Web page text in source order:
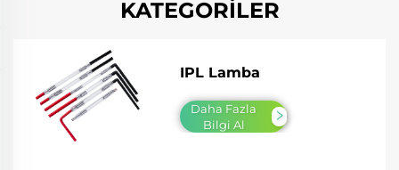
KATEGORILER
IPL Lamba
Daha Fazla
Bilgi Al